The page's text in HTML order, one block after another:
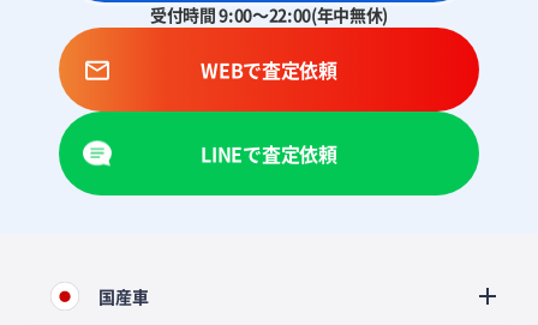
受付時間 9:00～22:00(年中無休)
WEBで査定依頼
LINEで査定依頼
国産車